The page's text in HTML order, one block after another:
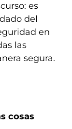
es
del
en
las
segura.
cosas